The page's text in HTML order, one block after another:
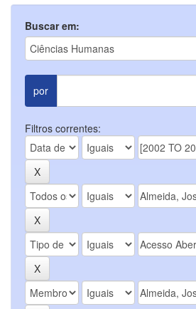
Buscar em:
por
Filtros correntes: